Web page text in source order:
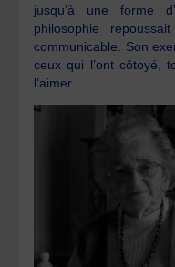
jusqu’à une forme
philosophie
communicable. Son
ceux qui l’ont côtoyé,
l’aimer.